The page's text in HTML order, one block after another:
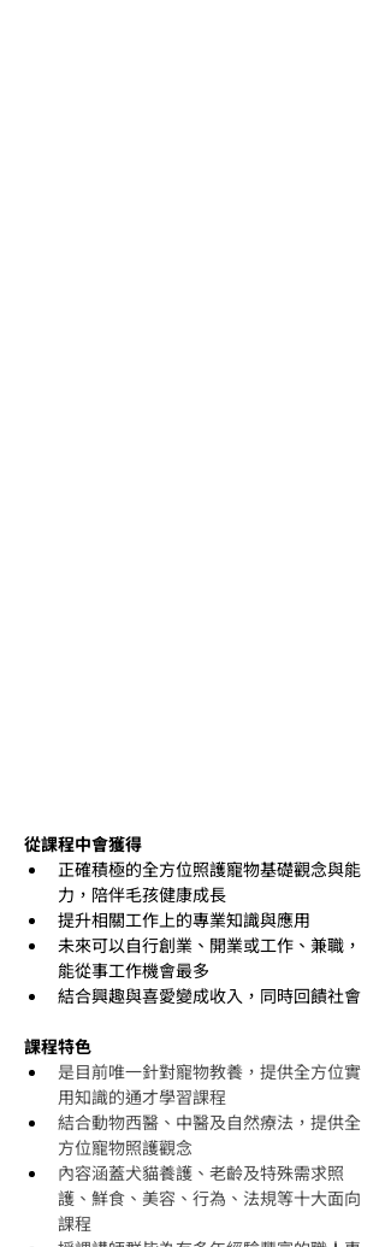
從課程中會獲得
正確積極的全方位照護寵物基礎觀念與能
力，陪伴毛孩健康成長
提升相關工作上的專業知識與應用
未來可以自行創業、開業或工作、兼職，
能從事工作機會最多
結合興趣與喜愛變成收入，同時回饋社會
課程特色
是目前唯一針對寵物教養，提供全方位實
用知識的通才學習課程
結合動物西醫、中醫及自然療法，提供全
方位寵物照護觀念
內容涵蓋犬貓養護、老齡及特殊需求照
護、鮮食、美容、行為、法規等十大面向
課程